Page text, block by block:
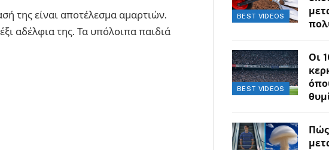
της είναι αποτέλεσμα αμαρτιών.
αδέλφια της. Τα υπόλοιπα παιδιά
BEST VIDEOS
BEST VIDEOS
Οι